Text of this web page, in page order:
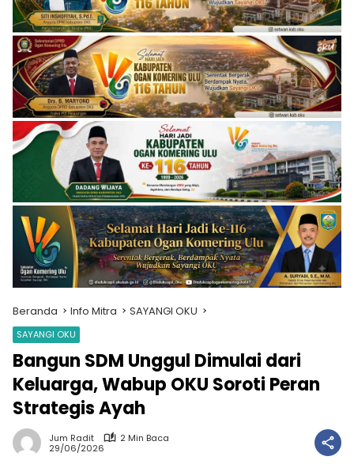
Beranda Info Mitra SAYANGI OKU
SAYANGI OKU
Bangun SDM Unggul Dimulai dari
Keluarga, Wabup OKU Soroti Peran
Strategis Ayah
Jum Radit
2 Min Baca
29/06/2026